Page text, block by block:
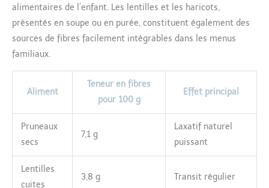
alimentaires de l’enfant. Les lentilles et les haricots,
présentés en soupe ou en purée, constituent également des
sources de fibres facilement intégrables dans les menus
familiaux.
Aliment
Teneur en fibres
pour 100 g
Effet principal
Pruneaux
secs
7,1 g
Laxatif naturel
puissant
Lentilles
cuites
3,8 g Transit régulier